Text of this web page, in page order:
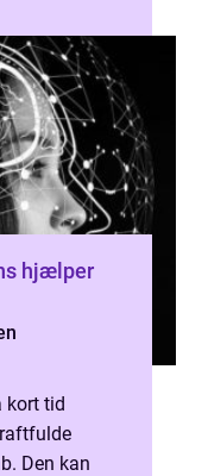
hjælper
kort tid
Den kan